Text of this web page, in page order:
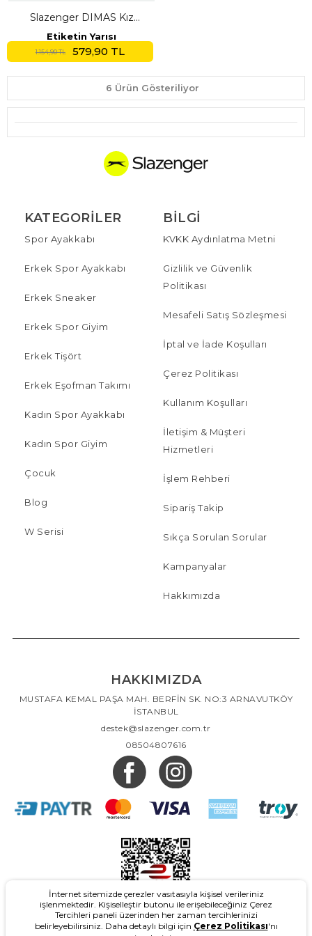
Slazenger DIMAS Kız
Çocuk Siyah Tayt Takım
Etiketin Yarısı
1.154,90 TL 579,90 TL
6 Ürün Gösteriliyor
KATEGORILER
Spor Ayakkabı
Erkek Spor Ayakkabı
Erkek Sneaker
Erkek Spor Giyim
Erkek Tişört
Erkek Eşofman Takımı
Kadın Spor Ayakkabı
Kadın Spor Giyim
Çocuk
Blog
W Serisi
BILGI
KVKK Aydınlatma Metni
Gizlilik ve Güvenlik
Politikası
Mesafeli Satış Sözleşmesi
İptal ve İade Koşulları
Çerez Politikası
Kullanım Koşulları
İletişim & Müşteri
Hizmetleri
İşlem Rehberi
Sipariş Takip
Sıkça Sorulan Sorular
Kampanyalar
Hakkımızda
HAKKIMIZDA
MUSTAFA KEMAL PAŞA MAH. BERFİN SK. NO:3 ARNAVUTKÖY
İSTANBUL
destek@slazenger.com.tr
08504807616
İnternet sitemizde çerezler vasıtasıyla kişisel verileriniz
işlenmektedir. Kişiselleştir butonu ile erişebileceğiniz Çerez
Tercihleri paneli üzerinden her zaman tercihlerinizi
belirleyebilirsiniz. Daha detaylı bilgi için Çerez Politikası'nı